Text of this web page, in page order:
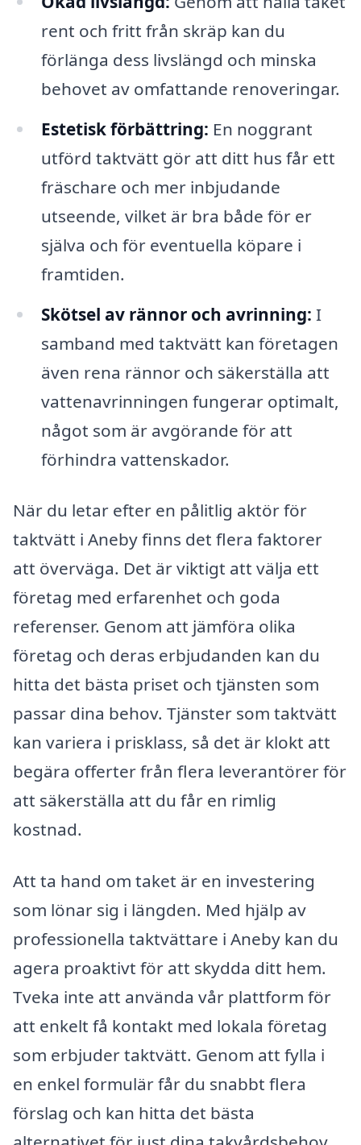
rent och fritt från skräp kan du
förlänga dess livslängd och minska
behovet av omfattande renoveringar.
Estetisk förbättring: En noggrant
utförd taktvätt gör att ditt hus får ett
fräschare och mer inbjudande
utseende, vilket är bra både för er
själva och för eventuella köpare i
framtiden.
Skötsel av rännor och avrinning: I
samband med taktvätt kan företagen
även rena rännor och säkerställa att
vattenavrinningen fungerar optimalt,
något som är avgörande för att
förhindra vattenskador.
När du letar efter en pålitlig aktör för
taktvätt i Aneby finns det flera faktorer
att överväga. Det är viktigt att välja ett
företag med erfarenhet och goda
referenser. Genom att jämföra olika
företag och deras erbjudanden kan du
hitta det bästa priset och tjänsten som
passar dina behov. Tjänster som taktvätt
kan variera i prisklass, så det är klokt att
begära offerter från flera leverantörer för
att säkerställa att du får en rimlig
kostnad.
Att ta hand om taket är en investering
som lönar sig i längden. Med hjälp av
professionella taktvättare i Aneby kan du
agera proaktivt för att skydda ditt hem.
Tveka inte att använda vår plattform för
att enkelt få kontakt med lokala företag
som erbjuder taktvätt. Genom att fylla i
en enkel formulär får du snabbt flera
förslag och kan hitta det bästa